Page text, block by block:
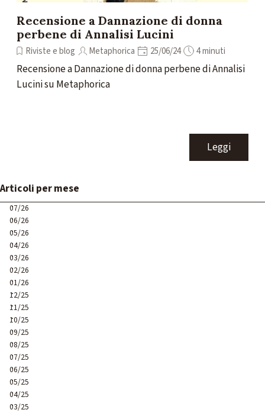
Recensione a Dannazione di donna
perbene di Annalisi Lucini
Riviste e blog Metaphorica 25/06/24 4 minuti
Recensione a Dannazione di donna perbene di Annalisi
Lucini su Metaphorica
Leggi
Salta blocco Articoli per mese
Articoli per mese
07/26
06/26
05/26
04/26
03/26
02/26
01/26
12/25
11/25
10/25
09/25
08/25
07/25
06/25
05/25
04/25
03/25